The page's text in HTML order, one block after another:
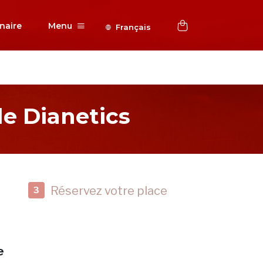
Menu Français
Dianetics
3 Réservez votre place